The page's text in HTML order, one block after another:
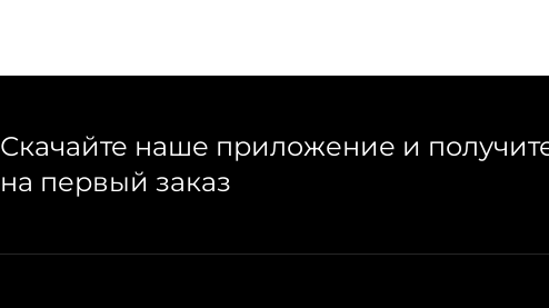
Скачайте наше приложение и
на первый заказ